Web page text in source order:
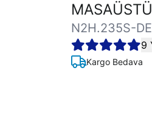
N2H.235S-
9
Kargo Bedava